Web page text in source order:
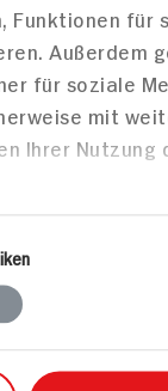
Funktionen für
Außerdem
für soziale
mit
Ihrer Nutzung